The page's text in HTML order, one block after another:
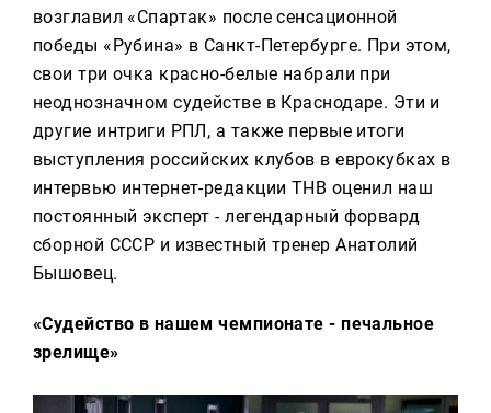
возглавил «Спартак» после сенсационной
победы «Рубина» в Санкт-Петербурге. При этом,
свои три очка красно-белые набрали при
неоднозначном судействе в Краснодаре. Эти и
другие интриги РПЛ, а также первые итоги
выступления российских клубов в еврокубках в
интервью интернет-редакции ТНВ оценил наш
постоянный эксперт - легендарный форвард
сборной СССР и известный тренер Анатолий
Бышовец.
«Судейство в нашем чемпионате - печальное
зрелище»